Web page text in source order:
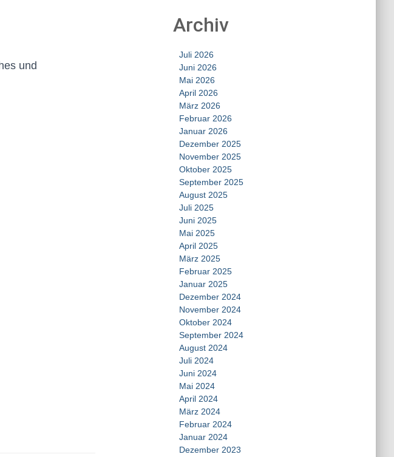
und
Archiv
Juli 2026
Juni 2026
Mai 2026
April 2026
März 2026
Februar 2026
Januar 2026
Dezember 2025
November 2025
Oktober 2025
September 2025
August 2025
Juli 2025
Juni 2025
Mai 2025
April 2025
März 2025
Februar 2025
Januar 2025
Dezember 2024
November 2024
Oktober 2024
September 2024
August 2024
Juli 2024
Juni 2024
Mai 2024
April 2024
März 2024
Februar 2024
Januar 2024
Dezember 2023